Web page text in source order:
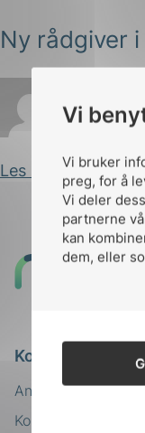
Vi
Vi bruker
preg, for å
Vi deler
partnerne
kan
dem, eller
Ny rådgiver i
Iselin Dahl
Les innlegg
Kontakt oss
Ansatte
Kontakt